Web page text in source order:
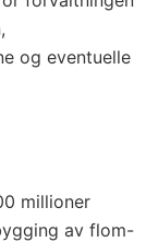
og eventuelle
millioner
av flom-